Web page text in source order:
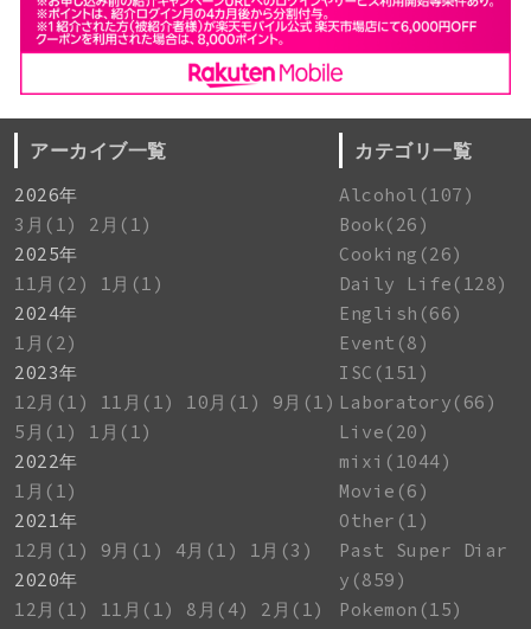
アーカイブ一覧
2026年
3月(1)
2月(1)
2025年
11月(2)
1月(1)
2024年
1月(2)
2023年
12月(1)
11月(1) 10月(1)
9月(1)
5月(1)
1月(1)
2022年
1月(1)
2021年
12月(1)
9月(1) 4月(1)
1月(3)
2020年
12月(1)
11月(1) 8月(4)
2月(1)
カテゴリ一覧
Alcohol(107)
Book(26)
Cooking(26)
Daily Life(128)
English(66)
Event(8)
ISC(151)
Laboratory(66)
Live(20)
mixi(1044)
Movie(6)
Other(1)
Past Super Diar
y(859)
Pokemon(15)